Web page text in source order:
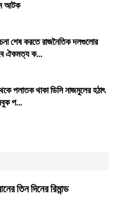
আটক
শেষ করতে রাজনৈতিক দলগুলোর
ঐকমত্য ক...
পলাতক থাকা ডিসি নাজমুলের হঠাৎ
প...
তিন দিনের রিমান্ড